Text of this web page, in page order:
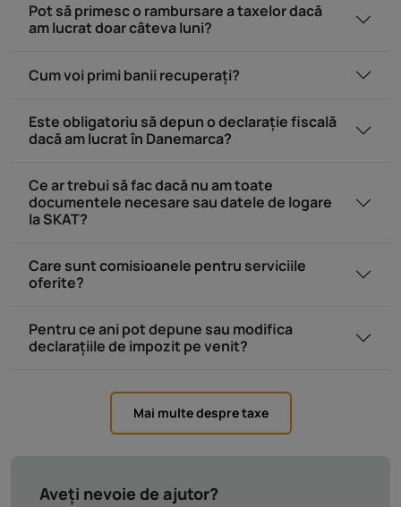
Pot să primesc o rambursare a taxelor dacă
am lucrat doar câteva luni?
Cum voi primi banii recuperați?
Este obligatoriu să depun o declarație fiscală
dacă am lucrat în Danemarca?
Ce ar trebui să fac dacă nu am toate
documentele necesare sau datele de logare
la SKAT?
Care sunt comisioanele pentru serviciile
oferite?
Pentru ce ani pot depune sau modifica
declarațiile de impozit pe venit?
Mai multe despre taxe
Aveți nevoie de ajutor?